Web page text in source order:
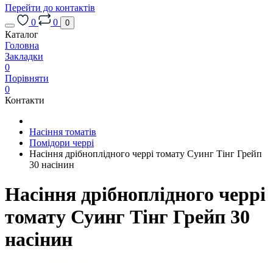
Перейти до контактів
0
0 0
Каталог
Головна
Закладки
0
Порівняти
0
Контакти
Насіння томатів
Помідори черрі
Насіння дрібноплідного черрі томату Суинг Тінг Грейп
30 насінин
Насіння дрібноплідного черрі
томату Суинг Тінг Грейп 30
насінин